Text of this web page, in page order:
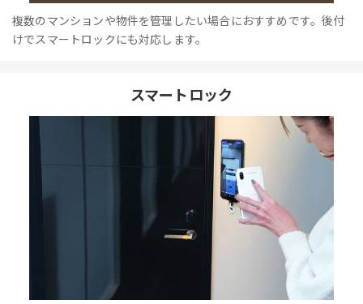
複数のマンションや物件を管理したい場合におすすめです。後付
けでスマートロックにも対応します。
スマートロック